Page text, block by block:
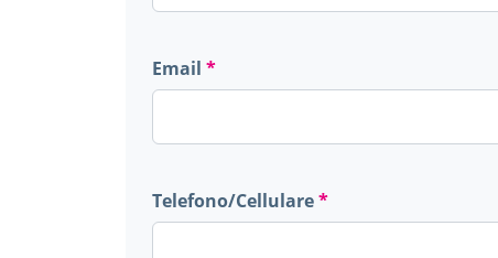
Email
Telefono/Cellulare